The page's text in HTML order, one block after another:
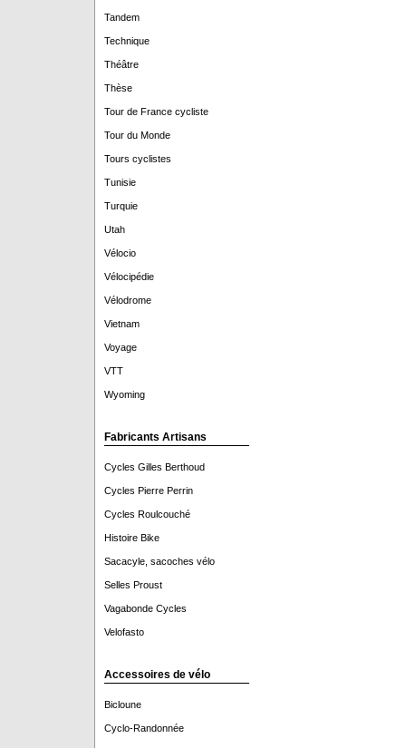
Tandem
Technique
Théâtre
Thèse
Tour de France cycliste
Tour du Monde
Tours cyclistes
Tunisie
Turquie
Utah
Vélocio
Vélocipédie
Vélodrome
Vietnam
Voyage
VTT
Wyoming
Fabricants Artisans
Cycles Gilles Berthoud
Cycles Pierre Perrin
Cycles Roulcouché
Histoire Bike
Sacacyle, sacoches vélo
Selles Proust
Vagabonde Cycles
Velofasto
Accessoires de vélo
Bicloune
Cyclo-Randonnée